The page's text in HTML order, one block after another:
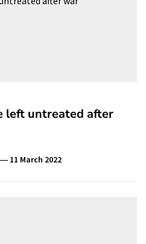
left untreated after
11 March 2022